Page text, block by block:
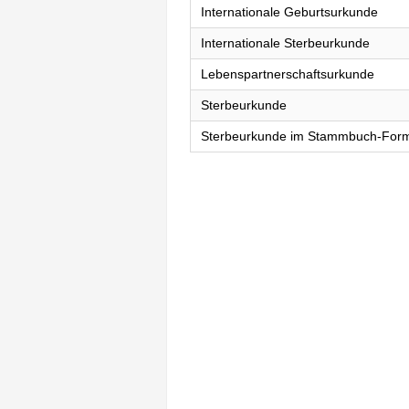
Internationale Geburtsurkunde
Internationale Sterbeurkunde
Lebenspartnerschaftsurkunde
Sterbeurkunde
Sterbeurkunde im Stammbuch-